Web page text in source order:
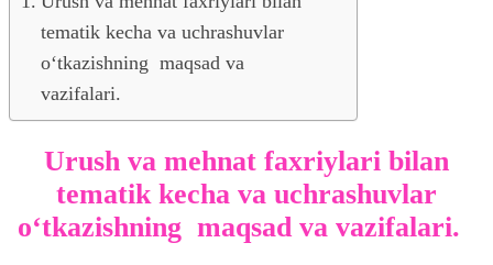
tematik kecha va uchrashuvlar
o‘tkazishning maqsad va
vazifalari.
Urush va mehnat faxriylari bilan
tematik kecha va uchrashuvlar
o‘tkazishning maqsad va vazifalari.